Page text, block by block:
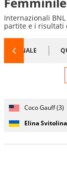
Internazionali
partite e i risultati
1/8 FINALE
Nazionalità
serie)
Coco Gauff (3)
Elina Svitolina